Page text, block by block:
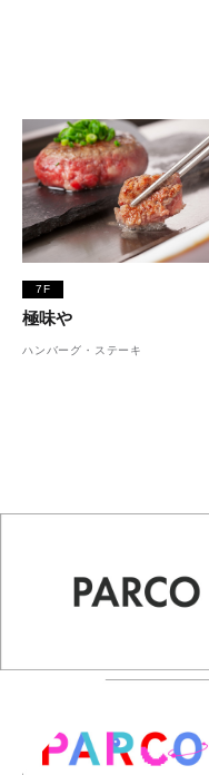
7F
極味や
ハンバーグ・ステーキ